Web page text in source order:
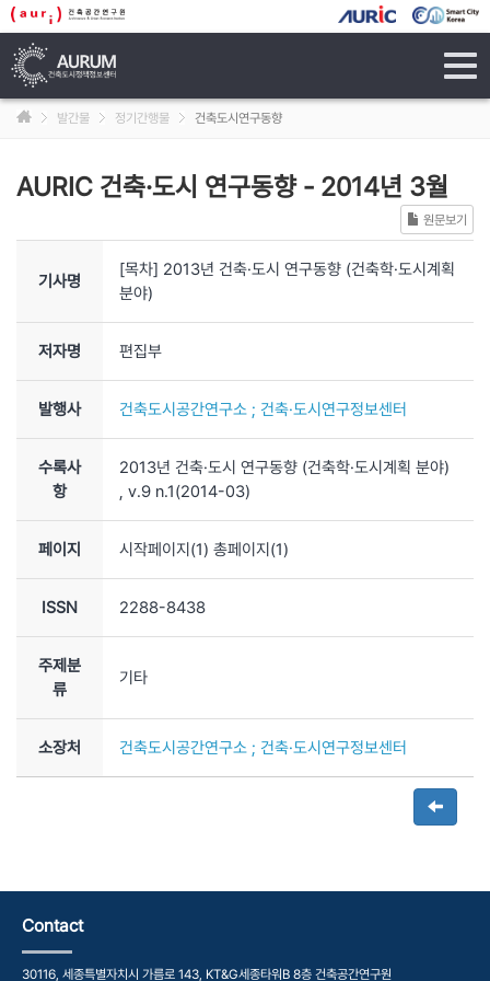
발간물 정기간행물 건축도시연구동향
AURIC 건축·도시 연구동향- 2014년 3월
원문보기
기사명
[목차] 2013년 건축·도시 연구동향 (건축학·도시계획
분야)
저자명 편집부
발행사 건축도시공간연구소 ; 건축·도시연구정보센터
수록사
항
2013년 건축·도시 연구동향 (건축학·도시계획 분야)
, v.9 n.1(2014-03)
페이지 시작페이지(1) 총페이지(1)
ISSN 2288-8438
주제분
류
기타
소장처 건축도시공간연구소 ; 건축·도시연구정보센터
Contact
30116, 세종특별자치시 가름로 143, KT&G세종타워B 8층 건축공간연구원